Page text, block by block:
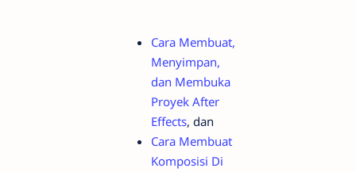
Cara Membuat,
Menyimpan,
dan Membuka
Proyek After
Effects, dan
Cara Membuat
Komposisi Di